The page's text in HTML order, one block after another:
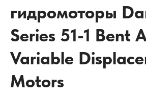
гидромоторы
Series 51-1 Bent
Variable
Motors